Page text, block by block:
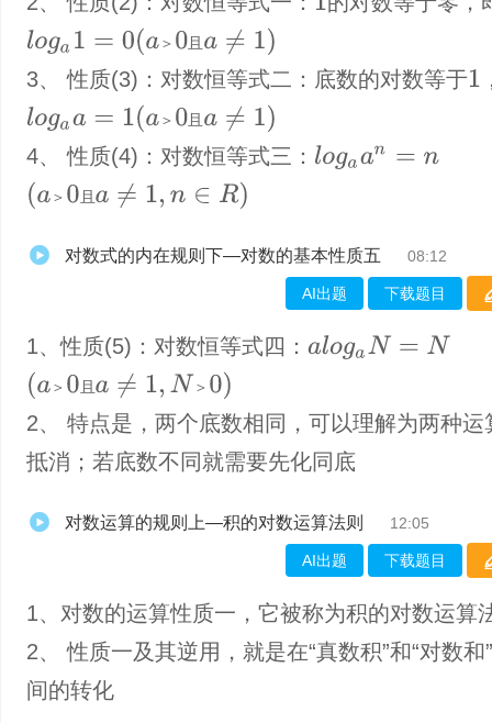
loga1 0 ＞ 且
(a＞ 且a≠1)
3、 性质(3)：对数恒等式二：底数的对数等于1
logaa 1 ＞ 且
(a＞ 且a≠1
4、 性质(4)：对数恒等式三： logaa =n
＞ 且
(a＞ 且 a≠1, n∈R )
对数式的内在规则下—对数的基本性质五 08:12
AI出题 下载题目
1、​性质(5)：对数恒等式四： alogaN N
＞ 且 ＞
(a＞ 且 a≠1, N＞ )
2、 特点是，两个底数相同，可以理解为两种运
抵消；若底数不同就需要先化同底
对数运算的规则上—积的对数运算法则 12:05
AI出题 下载题目
1、​对数的运算性质一，它被称为积的对数运算
2、 性质一及其逆用，就是在“真数积”和“对数和
间的转化